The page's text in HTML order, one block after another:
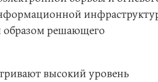
образом решающего
высокий уровень